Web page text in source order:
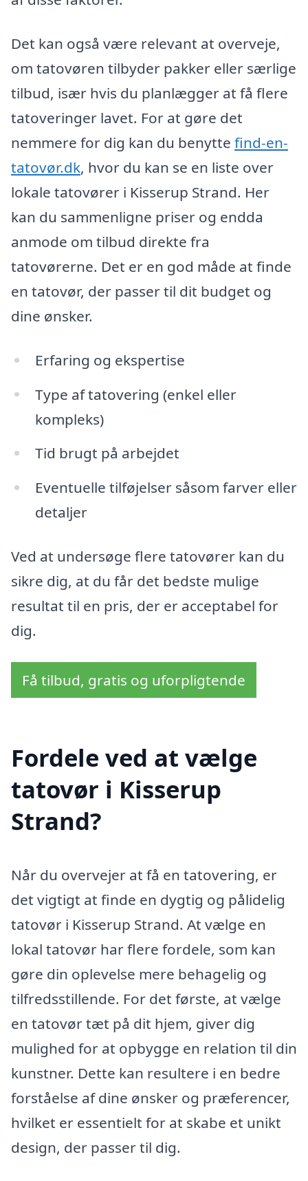
Det kan også være relevant at overveje,
om tatovøren tilbyder pakker eller særlige
tilbud, især hvis du planlægger at få flere
tatoveringer lavet. For at gøre det
nemmere for dig kan du benytte find-en-
tatovør.dk, hvor du kan se en liste over
lokale tatovører i Kisserup Strand. Her
kan du sammenligne priser og endda
anmode om tilbud direkte fra
tatovørerne. Det er en god måde at finde
en tatovør, der passer til dit budget og
dine ønsker.
Erfaring og ekspertise
Type af tatovering (enkel eller
kompleks)
Tid brugt på arbejdet
Eventuelle tilføjelser såsom farver eller
detaljer
Ved at undersøge flere tatovører kan du
sikre dig, at du får det bedste mulige
resultat til en pris, der er acceptabel for
dig.
Få tilbud, gratis og uforpligtende
Fordele ved at vælge
tatovør i Kisserup
Strand?
Når du overvejer at få en tatovering, er
det vigtigt at finde en dygtig og pålidelig
tatovør i Kisserup Strand. At vælge en
lokal tatovør har flere fordele, som kan
gøre din oplevelse mere behagelig og
tilfredsstillende. For det første, at vælge
en tatovør tæt på dit hjem, giver dig
mulighed for at opbygge en relation til din
kunstner. Dette kan resultere i en bedre
forståelse af dine ønsker og præferencer,
hvilket er essentielt for at skabe et unikt
design, der passer til dig.